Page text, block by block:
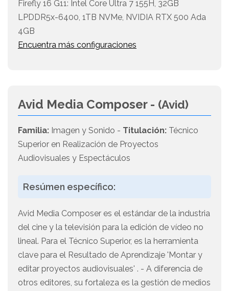
Firefly 16 G11: Intel Core Ultra 7 155H, 32GB
LPDDR5x-6400, 1TB NVMe, NVIDIA RTX 500 Ada
4GB
Encuentra más configuraciones
Avid Media Composer - (Avid)
Familia: Imagen y Sonido - Titulación: Técnico
Superior en Realización de Proyectos
Audiovisuales y Espectáculos
Resúmen específico:
Avid Media Composer es el estándar de la industria
del cine y la televisión para la edición de vídeo no
lineal. Para el Técnico Superior, es la herramienta
clave para el Resultado de Aprendizaje 'Montar y
editar proyectos audiovisuales' . - A diferencia de
otros editores, su fortaleza es la gestión de medios